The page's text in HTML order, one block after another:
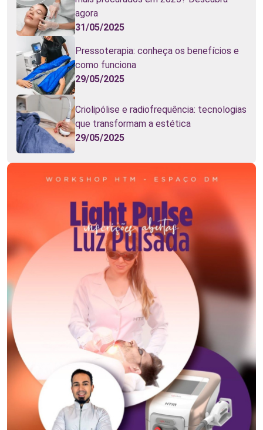
agora
31/05/2025
Pressoterapia: conheça os benefícios e
como funciona
29/05/2025
Criolipólise e radiofrequência: tecnologias
que transformam a estética
29/05/2025